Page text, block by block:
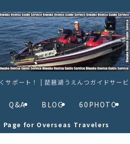
サポート！ | 琵琶湖うえんつガイドサービ
Q&A BLOG 60PHOTO
for Overseas Travelers